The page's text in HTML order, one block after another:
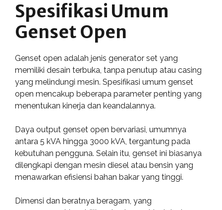
Spesifikasi Umum
Genset Open
Genset open adalah jenis generator set yang
memiliki desain terbuka, tanpa penutup atau casing
yang melindungi mesin. Spesifikasi umum genset
open mencakup beberapa parameter penting yang
menentukan kinerja dan keandalannya.
Daya output genset open bervariasi, umumnya
antara 5 kVA hingga 3000 kVA, tergantung pada
kebutuhan pengguna. Selain itu, genset ini biasanya
dilengkapi dengan mesin diesel atau bensin yang
menawarkan efisiensi bahan bakar yang tinggi.
Dimensi dan beratnya beragam, yang